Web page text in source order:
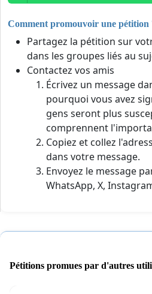
Comment promouvoir une pétition
Partagez la pétition sur
dans les groupes liés au
Contactez vos amis
Écrivez un message
pourquoi vous avez
gens seront plus
comprennent
Copiez et collez
dans votre message.
Envoyez le message
WhatsApp, X,
Pétitions promues par d'autres